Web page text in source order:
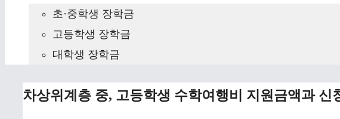
초·중학생 장학금
고등학생 장학금
대학생 장학금
차상위계층 중, 고등학생 수학여행비 지원금액과 신